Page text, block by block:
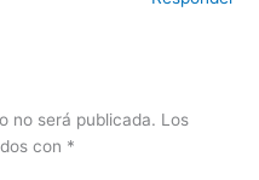
no será publicada. Los
con *